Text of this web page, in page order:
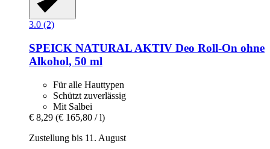
3.0 (2)
SPEICK NATURAL AKTIV Deo Roll-​On ohne
Alkohol, 50 ml
Für alle Hauttypen
Schützt zuverlässig
Mit Salbei
€ 8,29 (€ 165,80 / l)
Zustellung bis 11. August